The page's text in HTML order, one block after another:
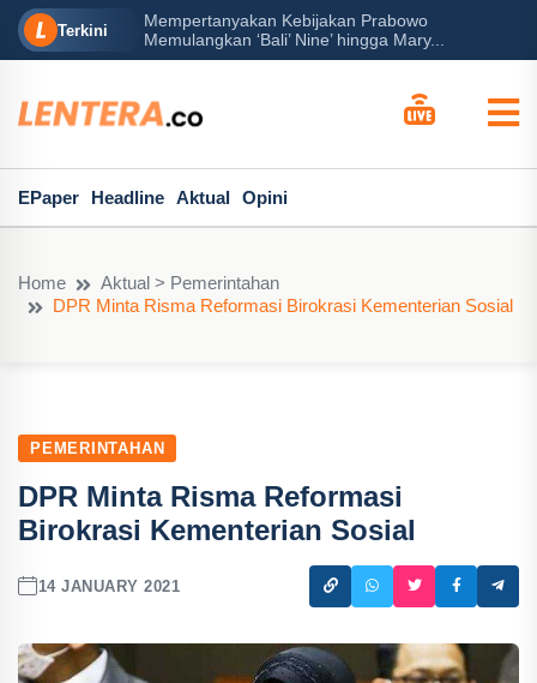
Terkini
Mempertanyakan Kebijakan Prabowo
Memulangkan ‘Bali’ Nine’ hingga Mary...
EPaper Headline Aktual Opini
Home
Aktual > Pemerintahan
DPR Minta Risma Reformasi Birokrasi Kementerian Sosial
PEMERINTAHAN
DPR Minta Risma Reformasi
Birokrasi Kementerian Sosial
14 JANUARY 2021